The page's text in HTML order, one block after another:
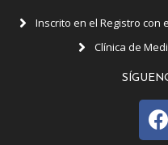
Inscrito en el Registro con
Clínica de